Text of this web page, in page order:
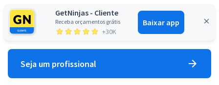
GetNinjas - Cliente
Receba orçamentos grátis
+30K
Baixar app
Entrar
Seja um profissional